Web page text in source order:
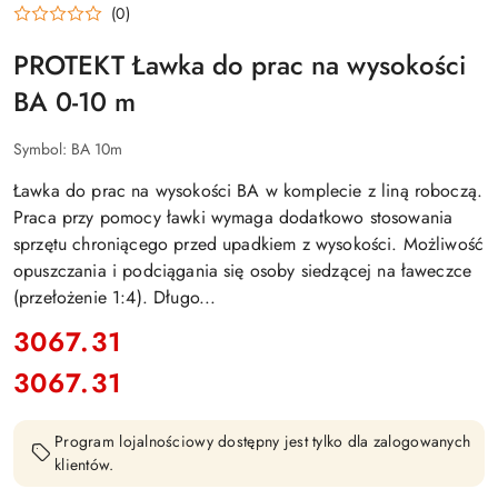
(0)
PROTEKT Ławka do prac na wysokości
BA 0-10 m
Symbol: BA 10m
Ławka do prac na wysokości BA w komplecie z liną roboczą.
Praca przy pomocy ławki wymaga dodatkowo stosowania
sprzętu chroniącego przed upadkiem z wysokości. Możliwość
opuszczania i podciągania się osoby siedzącej na ławeczce
(przełożenie 1:4). Długo...
cena:
3067.31
Cena:
3067.31
Program lojalnościowy dostępny jest tylko dla zalogowanych
klientów.